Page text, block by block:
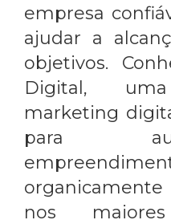
empresa
ajudar a
objetivos.
Digital,
marketing
para
organicamente
nos